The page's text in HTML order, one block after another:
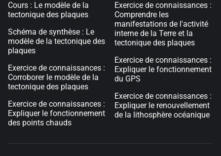
Cours : Le modèle de la
tectonique des plaques
Schéma de synthèse : Le
modèle de la tectonique des
plaques
Exercice de connaissances :
Corroborer le modèle de la
tectonique des plaques
Exercice de connaissances :
Expliquer le fonctionnement
des points chauds
Exercice de connaissances :
Comprendre les
manifestations de l'activité
interne de la Terre et la
tectonique des plaques
Exercice de connaissances :
Expliquer le fonctionnement
du GPS
Exercice de connaissances :
Expliquer le renouvellement
de la lithosphère océanique